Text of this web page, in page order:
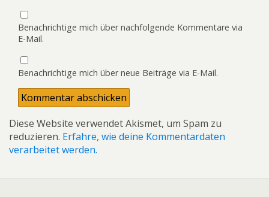
Benachrichtige mich über nachfolgende Kommentare via
E-Mail.
Benachrichtige mich über neue Beiträge via E-Mail.
Diese Website verwendet Akismet, um Spam zu
reduzieren. Erfahre, wie deine Kommentardaten
verarbeitet werden.